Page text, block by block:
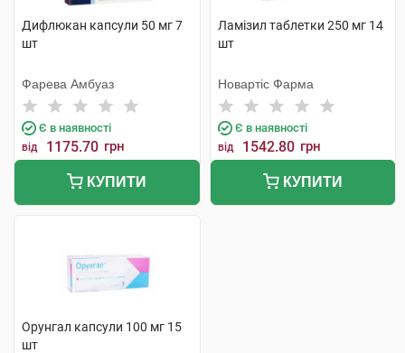
Дифлюкан капсули 50 мг 7
шт
Фарева Амбуаз
Є в наявності
від 1175.70 грн
КУПИТИ
Ламізил таблетки 250 мг 14
шт
Новартіс Фарма
Є в наявності
від 1542.80 грн
КУПИТИ
Орунгал капсули 100 мг 15
шт